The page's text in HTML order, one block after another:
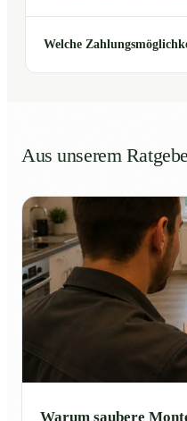
Welche
Aus unserem
Warum saubere